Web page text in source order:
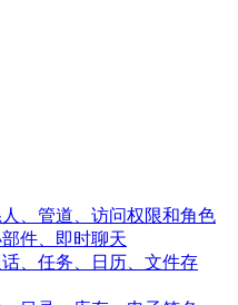
、管道、访问权限和角色
件、即时聊天
、任务、日历、文件存